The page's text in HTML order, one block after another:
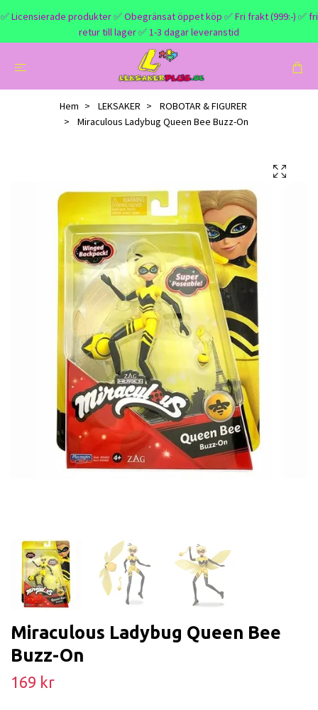
✅ Licensierade produkter ✅ Obegränsat öppet köp ✅ Fri frakt (999:-) ✅ fri
retur till lager ✅ 1-3 dagar leveranstid
Hem LEKSAKER
ROBOTAR & FIGURER
‏Miraculous Ladybug Queen Bee Buzz-On
Buzz-On
169 kr